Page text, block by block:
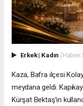
Erkek| Kadın (Haberi
Kaza, Bafra ilçesi
meydana geldi.
Kürşat Bektaş’ın